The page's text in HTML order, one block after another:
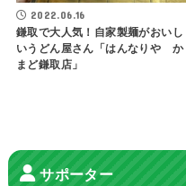
2022.06.16
鎌取で大人気！自家製麺がおいし
いうどん屋さん「はんなりや か
まど鎌取店」
サポーター